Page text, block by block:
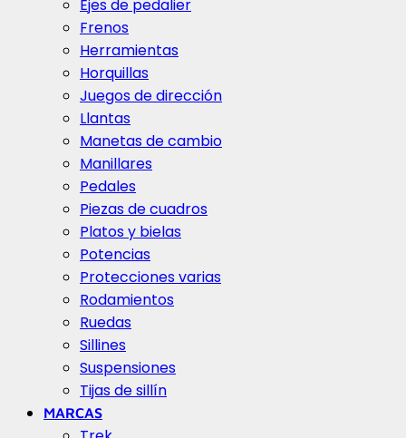
Ejes de pedalier
Frenos
Herramientas
Horquillas
Juegos de dirección
Llantas
Manetas de cambio
Manillares
Pedales
Piezas de cuadros
Platos y bielas
Potencias
Protecciones varias
Rodamientos
Ruedas
Sillines
Suspensiones
Tijas de sillín
MARCAS